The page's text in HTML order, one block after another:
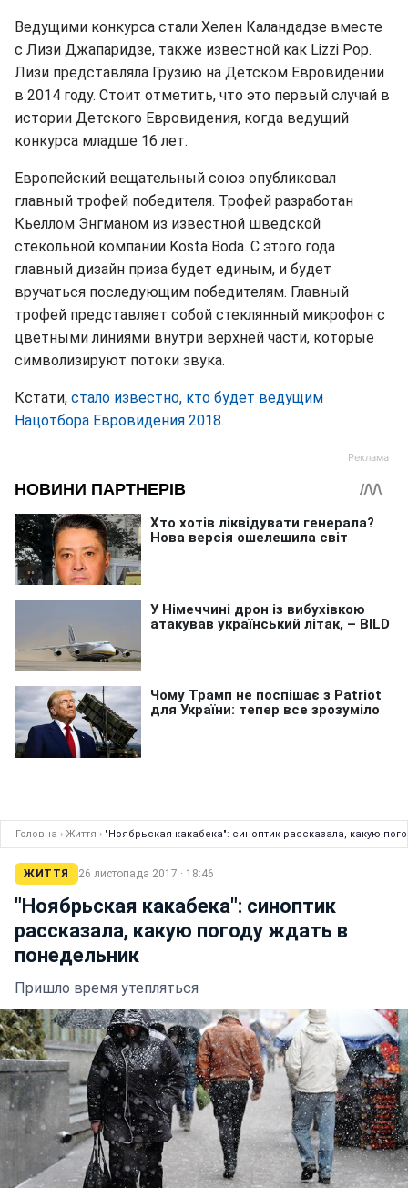
Ведущими конкурса стали Хелен Каландадзе вместе
с Лизи Джапаридзе, также известной как Lizzi Pop.
Лизи представляла Грузию на Детском Евровидении
в 2014 году. Стоит отметить, что это первый случай в
истории Детского Евровидения, когда ведущий
конкурса младше 16 лет.
Европейский вещательный союз опубликовал
главный трофей победителя. Трофей разработан
Кьеллом Энгманом из известной шведской
стекольной компании Kosta Boda. С этого года
главный дизайн приза будет единым, и будет
вручаться последующим победителям. Главный
трофей представляет собой стеклянный микрофон с
цветными линиями внутри верхней части, которые
символизируют потоки звука.
Кстати, стало известно, кто будет ведущим
Нацотбора Евровидения 2018.
Головна › Життя › "Ноябрьская какабека": синоптик рассказала, какую
ЖИТТЯ 26 листопада 2017 · 18:46
"Ноябрьская какабека": синоптик
рассказала, какую погоду ждать в
понедельник
Пришло время утепляться